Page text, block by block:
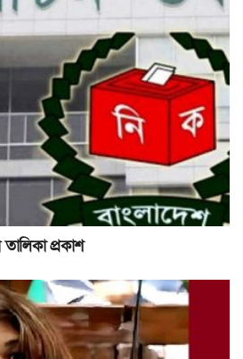
তালিকা প্রকাশ